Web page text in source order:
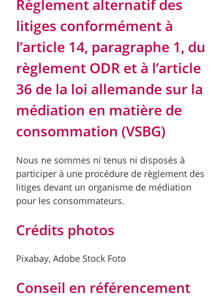
Règlement alternatif des
litiges conformément à
l’article 14, paragraphe 1, du
règlement ODR et à l’article
36 de la loi allemande sur la
médiation en matière de
consommation (VSBG)
Nous ne sommes ni tenus ni disposés à
participer à une procédure de règlement des
litiges devant un organisme de médiation
pour les consommateurs.
Crédits photos
Pixabay, Adobe Stock Foto
Conseil en référencement